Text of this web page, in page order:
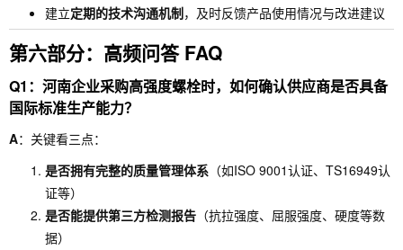
建立定期的技术沟通机制，及时反馈产品使用情况与改进建议
第六部分：高频问答 FAQ
Q1：河南企业采购高强度螺栓时，如何确认供应商是否具备
国际标准生产能力？
A：关键看三点：
是否拥有完整的质量管理体系 （如ISO 9001认证、TS16949认
证等）
是否能提供第三方检测报告 （抗拉强度、屈服强度、硬度等数
据）